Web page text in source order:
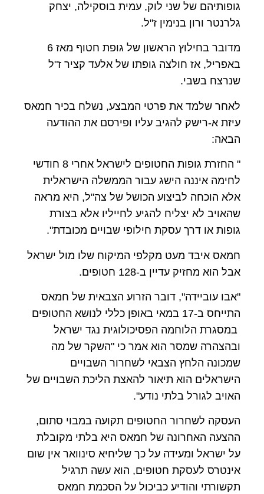
גופותיהם של שני לוק, עמית בוסקילה, יצחק
גלרנטר ורון בנימין ז"ל.
מדובר בחילוץ הראשון של גופת חטוף מאז 6
באפריל, אז חולצה גופתו של אלעד קציר ז"ל
שנרצח בשבי.
לאחר שלמד את פרטי המבצע, נשלח בכיר חמאס
עיזת א-רישק להגיב עליו ופירסם את ההודעה
הבאה:
" החזרת גופות החטופים לישראל אחרי 8 חודשי
לחימה איננה הישג עבור הממשלה הישראלית
אלא הוכחה לביצוע הכושל של צה"ל, היא מראה
שהאויב לא יצליח להגיע לחייליו אלא בצורת
גופות או דרך עסקת חילופי שבויים מכובדת".
חמאס איבד מעט מקלפי המיקוח שלו מול ישראל
אבל הוא מחזיק עדיין ב-128 חטופים.
"אבו עוביידה", דובר הזרוע הצבאית של חמאס
התייחס ב-17 במאי באופן כללי לנושא החטופים
במסגרת הלוחמה הפסיכולוגית נגד ישראל
ובהצהרה שמסר הוא אמר כי "השקר של מה
שמכונה הלחץ הצבאי לשחרור השבויים
הישראלים הוא תיאור להאצת הליכת השבויים של
האויב לגורל בלתי נודע".
העסקה לשחרור החטופים תקועה במבוי סתום,
ההצעה האחרונה של חמאס היא בלתי מקובלת
על ישראל ומעידה על כך שליחיא סינוואר אין שום
אינטרס לעסקת חטופים, הוא עשה תרגיל
תקשורתי והודיע כביכול על הסכמת חמאס